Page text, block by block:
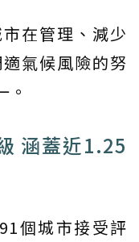
在管理、減少
氣候風險的努
。
涵蓋近1.25
個城市接受評